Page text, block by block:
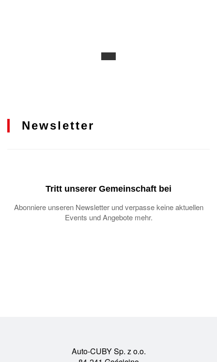
Newsletter
Tritt unserer Gemeinschaft bei
Abonniere unseren Newsletter und verpasse keine aktuellen
Events und Angebote mehr.
Auto-CUBY Sp. z o.o.